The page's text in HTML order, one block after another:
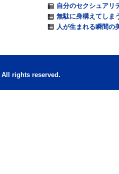
自分のセクシュアリ
無駄に身構えてしま
人が生まれる瞬間の
All rights reserved.